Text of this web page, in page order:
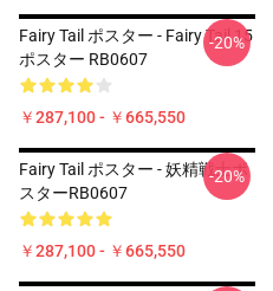
Fairy Tail ポスター - Fairy Tail 15
ポスター RB0607
￥287,100 - ￥665,550
-20%
Fairy Tail ポスター - 妖精戦士ポ
スターRB0607
￥287,100 - ￥665,550
-20%